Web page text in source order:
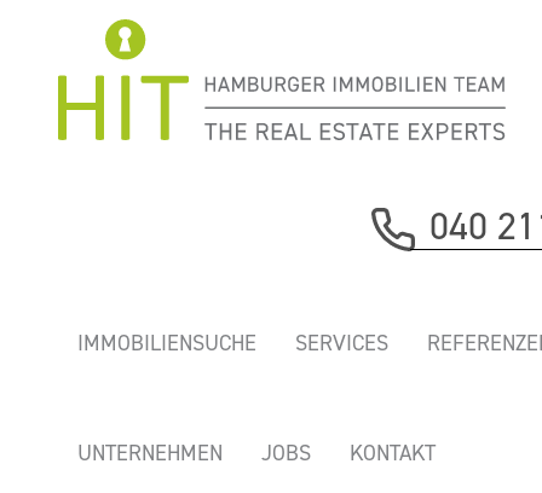
040
IMMOBILIENSUCHE SERVICES
UNTERNEHMEN JOBS KONTAKT
„ALSTERUFER
GEKÜHLTE